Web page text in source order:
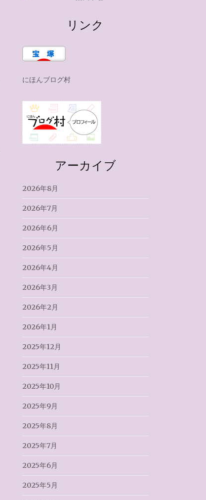
リンク
にほんブログ村
アーカイブ
2026年8月
2026年7月
2026年6月
2026年5月
2026年4月
2026年3月
2026年2月
2026年1月
2025年12月
2025年11月
2025年10月
2025年9月
2025年8月
2025年7月
2025年6月
2025年5月